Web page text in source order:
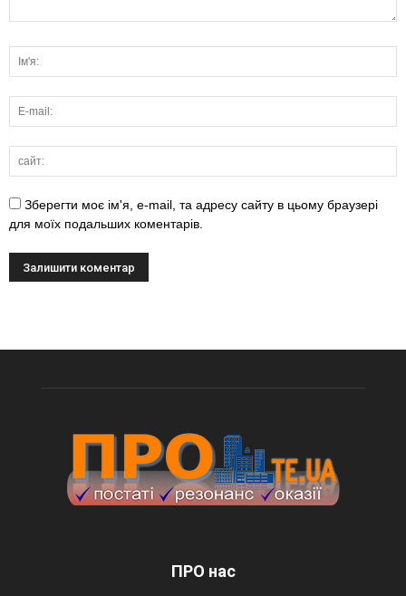
Зберегти моє ім'я, e-mail, та адресу сайту в цьому браузері
для моїх подальших коментарів.
ПРО нас